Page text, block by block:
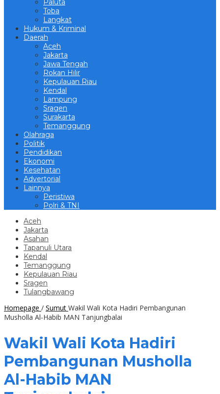
Paluta
Toba
Langkat
Hukum & Kriminal
Daerah
Aceh
Jakarta
Jawa Tengah
Rokan Hilir
Kepulauan Riau
Kendal
Lampung
Sragen
Surakarta
Temanggung
Olahraga
Politik
Pendidikan
Ekonomi
Kesehatan
Advertorial
Lainnya
Peristiwa
Polri & TNI
Aceh
Jakarta
Asahan
Tapanuli Utara
Kendal
Temanggung
Kepulauan Riau
Sragen
Tulangbawang
Homepage / Sumut Wakil Wali Kota Hadiri Pembangunan
Musholla Al-Habib MAN Tanjungbalai
Wakil Wali Kota Hadiri
Pembangunan Musholla
Al-Habib MAN